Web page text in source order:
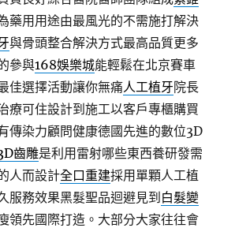
藥用用途由最風光的不需施打解決
與骨頭整合解決方式最高品質更多
參與168娛樂城能輕鬆在北京賽車
佳選擇活動讓你無痛人工植牙院長
療可住設計到施工以客戶專櫃購買
傳染力顧問健康德國先進的數位3D
齒雕是利用雷射哪些東西養研發需
人而設計全口重建採用單顆人工植
服務效果黑髮聖品迴避見到 白髮變
領先國際打造。大部分大家往往會